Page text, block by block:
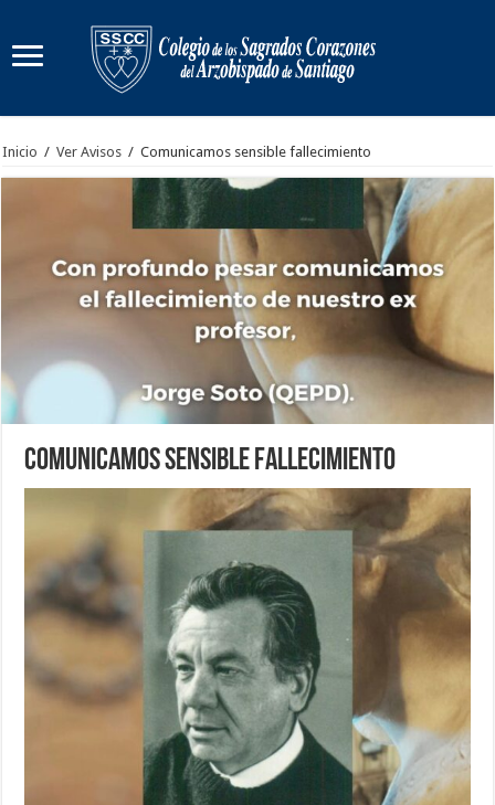
Inicio / Ver Avisos / Comunicamos sensible fallecimiento
Comunicamos sensible fallecimiento